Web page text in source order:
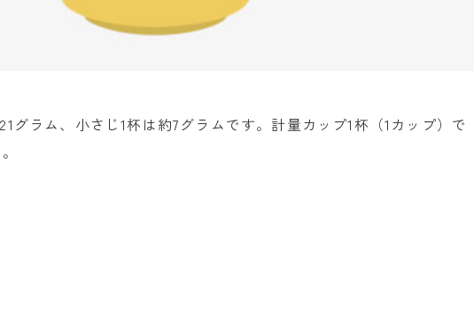
グラム、小さじ1杯は約7グラムです。計量カップ1杯（1カップ）で